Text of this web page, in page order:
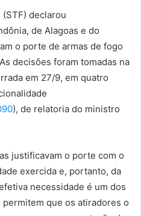
declarou
de Alagoas e do
o porte de armas de fogo
decisões foram tomadas na
em 27/9, em quatro
), de relatoria do ministro
justificavam o porte com o
exercida e, portanto, da
necessidade é um dos
que os atiradores o